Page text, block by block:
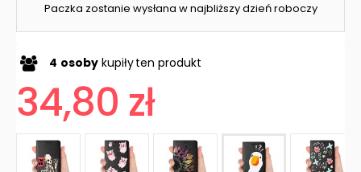
Paczka zostanie wysłana w najbliższy dzień roboczy
4 osoby kupiłyten produkt
34,80 zł